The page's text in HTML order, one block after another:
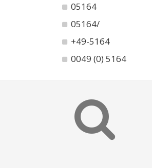
05164
05164/
+49-5164
0049 (0) 5164